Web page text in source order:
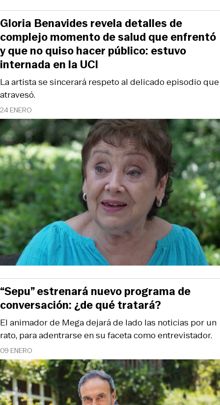
24 ENERO
La artista se sincerará respeto al delicado episodio que
atravesó.
Gloria Benavides revela detalles de
complejo momento de salud que enfrentó
y que no quiso hacer público: estuvo
internada en la UCI
09 ENERO
El animador de Mega dejará de lado las noticias por un
rato, para adentrarse en su faceta como entrevistador.
“Sepu” estrenará nuevo programa de
conversación: ¿de qué tratará?